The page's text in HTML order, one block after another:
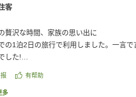
客
贅沢な時間、家族の思い出に
の1泊2日の旅行で利用しました。一言
した!
これまでの人生で最高レベルの豪華さ。
が勢ぞろいで、家族全員感動しました。
有帮助
多